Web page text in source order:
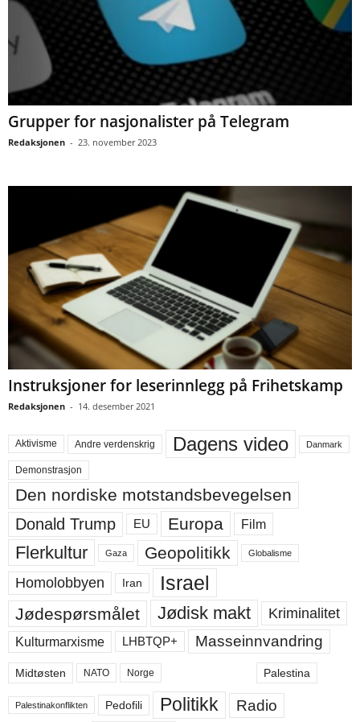
Grupper for nasjonalister på Telegram
Redaksjonen - 23. november 2023
Instruksjoner for leserinnlegg på Frihetskamp
Redaksjonen - 14. desember 2021
Aktivisme Andre verdenskrig Dagens video Danmark
Demonstrasjon
Den nordiske motstandsbevegelsen
Donald Trump EU Europa Film
Flerkultur Gaza Geopolitikk Globalisme
Homolobbyen Iran Israel
Jødespørsmålet Jødisk makt Kriminalitet
Kulturmarxisme LHBTQP+ Masseinnvandring
Midtøsten NATO Norge Palestina
Palestinakonflikten Pedofili Politikk Radio